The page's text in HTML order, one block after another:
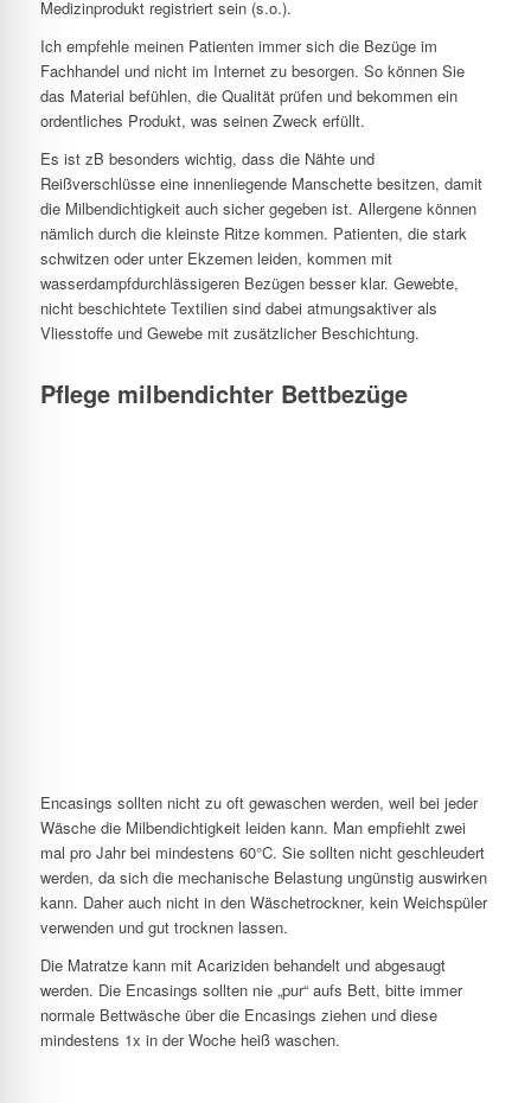
Medizinprodukt registriert sein (s.o.).
Ich empfehle meinen Patienten immer sich die Bezüge im
Fachhandel und nicht im Internet zu besorgen. So können Sie
das Material befühlen, die Qualität prüfen und bekommen ein
ordentliches Produkt, was seinen Zweck erfüllt.
Es ist zB besonders wichtig, dass die Nähte und
Reißverschlüsse eine innenliegende Manschette besitzen, damit
die Milbendichtigkeit auch sicher gegeben ist. Allergene können
nämlich durch die kleinste Ritze kommen. Patienten, die stark
schwitzen oder unter Ekzemen leiden, kommen mit
wasserdampfdurchlässigeren Bezügen besser klar. Gewebte,
nicht beschichtete Textilien sind dabei atmungsaktiver als
Vliesstoffe und Gewebe mit zusätzlicher Beschichtung.
Pflege milbendichter Bettbezüge
Encasings sollten nicht zu oft gewaschen werden, weil bei jeder
Wäsche die Milbendichtigkeit leiden kann. Man empfiehlt zwei
mal pro Jahr bei mindestens 60°C. Sie sollten nicht geschleudert
werden, da sich die mechanische Belastung ungünstig auswirken
kann. Daher auch nicht in den Wäschetrockner, kein Weichspüler
verwenden und gut trocknen lassen.
Die Matratze kann mit Acariziden behandelt und abgesaugt
werden. Die Encasings sollten nie „pur“ aufs Bett, bitte immer
normale Bettwäsche über die Encasings ziehen und diese
mindestens 1x in der Woche heiß waschen.